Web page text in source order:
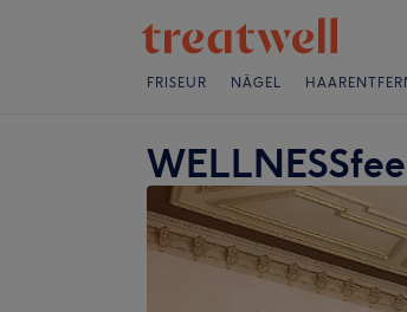
FRISEUR NÄGEL